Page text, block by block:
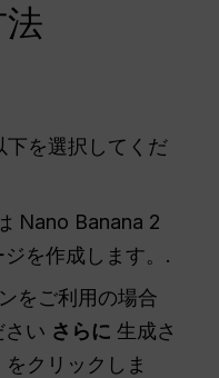
下を選択してくだ
Nano Banana 2
を作成します。.
をご利用の場合
さい さらに 生成さ
クリックしま